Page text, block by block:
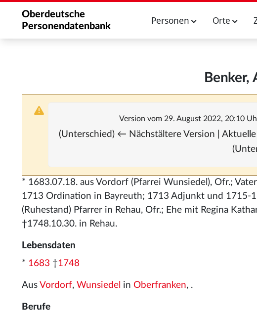
Oberdeutsche
Personendatenbank
Personen Orte
Benker,
Version vom 29. August 2022, 20:10
(Unterschied) ← Nächstältere Version |
* 1683.07.18. aus Vordorf (Pfarrei Wunsiedel), Ofr.;
1713 Ordination in Bayreuth; 1713 Adjunkt und 1715-
(Ruhestand) Pfarrer in Rehau, Ofr.; Ehe mit Regina
†1748.10.30. in Rehau.
Lebensdaten
* 1683 †1748
Aus Vordorf, Wunsiedel in Oberfranken, .
Berufe